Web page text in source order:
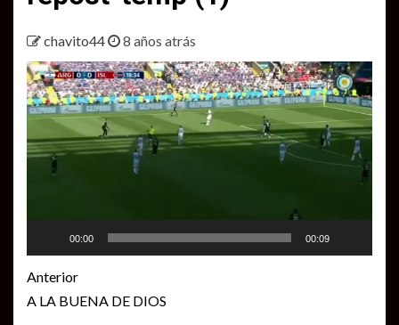
chavito44
8 años atrás
Reproductor
de
vídeo
00:00 00:09
Seguir
leyendo
Anterior
A LA BUENA DE DIOS